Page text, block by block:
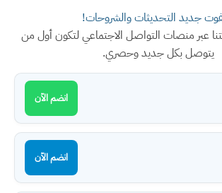
جديد التحديثات والشروحات!
عبر منصات التواصل الاجتماعي لتكون أول من
يتوصل بكل جديد وحصري.
انضم الآن
انضم الآن